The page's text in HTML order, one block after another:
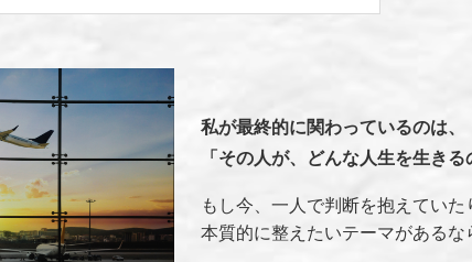
私が最終的に関わっているのは、
「その人が、どんな人生を生きる
もし今、一人で判断を抱えていた
本質的に整えたいテーマがあるな